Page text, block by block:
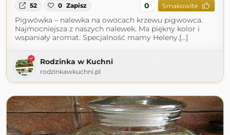
52 0 Zapisz 0 Smakowite
Pigwówka – nalewka na owocach krzewu pigwowca.
Najmocniejsza z naszych nalewek. Ma piękny kolor i
wspaniały aromat. Specjalność mamy Heleny.[...]
Rodzinka w Kuchni
rodzinkawkuchni.pl